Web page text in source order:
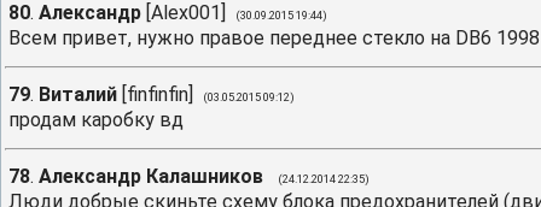
80. Александр [Alex001] (30.09.2015 19:44)
Всем привет, нужно правое переднее стекло на DB6
79. Виталий [finfinfin] (03.05.2015 09:12)
продам каробку вд
78. Александр Калашников (24.12.2014 22:35)
Люди добрые скиньте схему блока предохранителей